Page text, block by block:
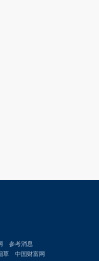
参考消息
草
中国财富网